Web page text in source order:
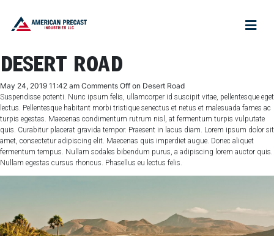
DESERT ROAD
May 24, 2019 11:42 am Comments Off on Desert Road
Suspendisse potenti. Nunc ipsum felis, ullamcorper id suscipit vitae, pellentesque eget
lectus. Pellentesque habitant morbi tristique senectus et netus et malesuada fames ac
turpis egestas. Maecenas condimentum rutrum nisl, at fermentum turpis vulputate
quis. Curabitur placerat gravida tempor. Praesent in lacus diam. Lorem ipsum dolor sit
amet, consectetur adipiscing elit. Maecenas quis imperdiet augue. Donec aliquet
fermentum tempus. Nullam sodales bibendum purus, a adipiscing lorem auctor quis.
Nullam egestas cursus rhoncus. Phasellus eu lectus felis.